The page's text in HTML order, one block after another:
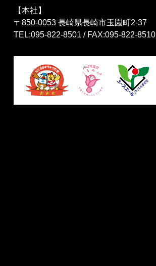
【本社】
〒850-0053 長崎県長崎市玉園町2-37
TEL:095-822-8501 / FAX:095-822-8510